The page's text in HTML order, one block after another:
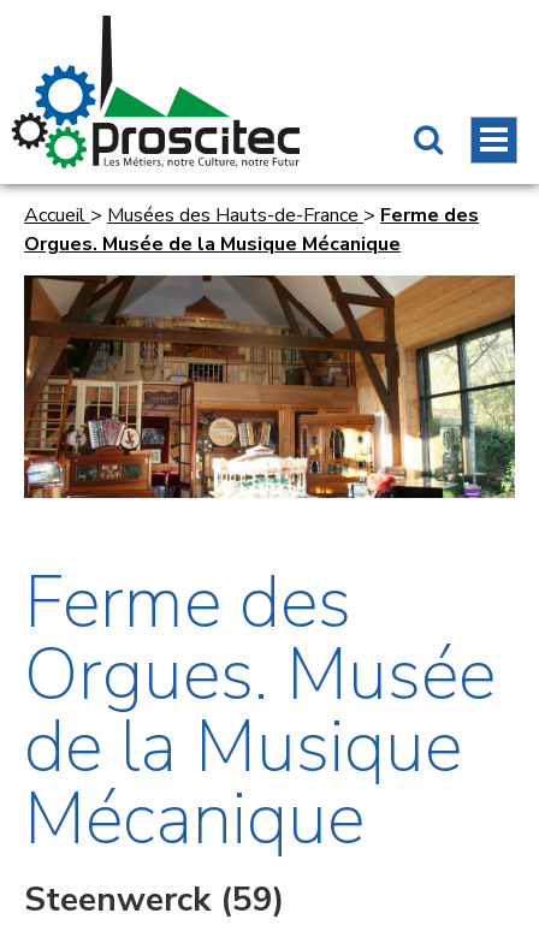
Accueil > Musées des Hauts-de-France > Ferme des
Orgues. Musée de la Musique Mécanique
Ferme des
Orgues. Musée
de la Musique
Mécanique
Steenwerck (59)